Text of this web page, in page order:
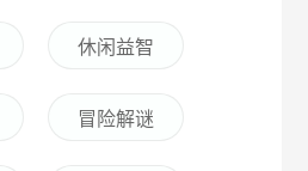
休闲益智
冒险解谜